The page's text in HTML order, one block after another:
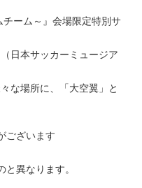
チーム～』会場限定特別サ
日本サッカーミュージア
な場所に、「大空翼」と
ございます
異なります。